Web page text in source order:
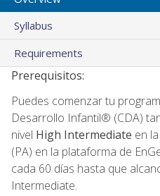
Syllabus
Requirements
Prerequisitos:
Puedes comenzar tu
Desarrollo Infantil® (CDA)
nivel High Intermediate en
(PA) en la plataforma de
cada 60 días hasta que
Intermediate.